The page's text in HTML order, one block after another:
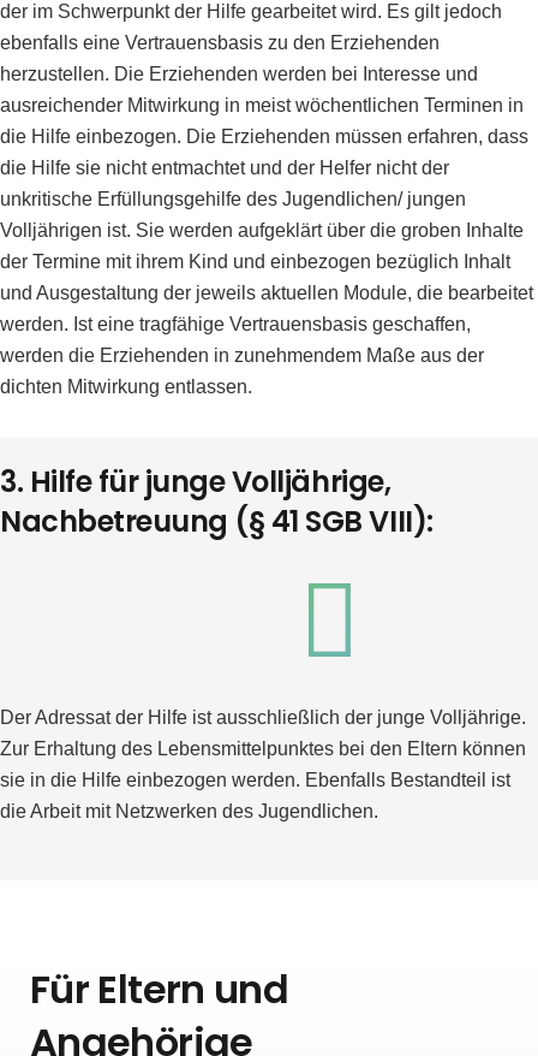
der im Schwerpunkt der Hilfe gearbeitet wird. Es gilt jedoch
ebenfalls eine Vertrauensbasis zu den Erziehenden
herzustellen. Die Erziehenden werden bei Interesse und
ausreichender Mitwirkung in meist wöchentlichen Terminen in
die Hilfe einbezogen. Die Erziehenden müssen erfahren, dass
die Hilfe sie nicht entmachtet und der Helfer nicht der
unkritische Erfüllungsgehilfe des Jugendlichen/ jungen
Volljährigen ist. Sie werden aufgeklärt über die groben Inhalte
der Termine mit ihrem Kind und einbezogen bezüglich Inhalt
und Ausgestaltung der jeweils aktuellen Module, die bearbeitet
werden. Ist eine tragfähige Vertrauensbasis geschaffen,
werden die Erziehenden in zunehmendem Maße aus der
dichten Mitwirkung entlassen.
3. Hilfe für junge Volljährige,
Nachbetreuung (§ 41 SGB VIII):
Der Adressat der Hilfe ist ausschließlich der junge Volljährige.
Zur Erhaltung des Lebensmittelpunktes bei den Eltern können
sie in die Hilfe einbezogen werden. Ebenfalls Bestandteil ist
die Arbeit mit Netzwerken des Jugendlichen.
Für Eltern und
Angehörige